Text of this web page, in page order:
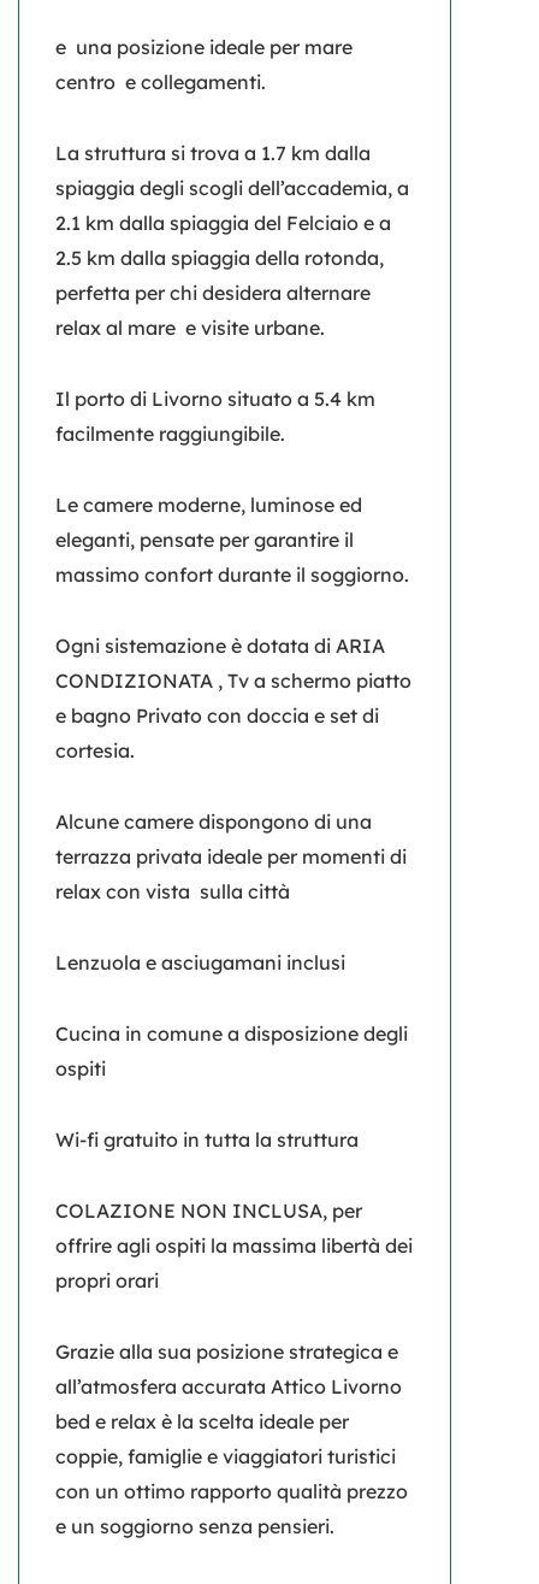
e una posizione ideale per mare
centro e collegamenti.
La struttura si trova a 1.7 km dalla
spiaggia degli scogli dell’accademia, a
2.1 km dalla spiaggia del Felciaio e a
2.5 km dalla spiaggia della rotonda,
perfetta per chi desidera alternare
relax al mare e visite urbane.
Il porto di Livorno situato a 5.4 km
facilmente raggiungibile.
Le camere moderne, luminose ed
eleganti, pensate per garantire il
massimo confort durante il soggiorno.
Ogni sistemazione è dotata di ARIA
CONDIZIONATA , Tv a schermo piatto
e bagno Privato con doccia e set di
cortesia.
Alcune camere dispongono di una
terrazza privata ideale per momenti di
relax con vista sulla città
Lenzuola e asciugamani inclusi
Cucina in comune a disposizione degli
ospiti
Wi-fi gratuito in tutta la struttura
COLAZIONE NON INCLUSA, per
offrire agli ospiti la massima libertà dei
propri orari
Grazie alla sua posizione strategica e
all’atmosfera accurata Attico Livorno
bed e relax è la scelta ideale per
coppie, famiglie e viaggiatori turistici
con un ottimo rapporto qualità prezzo
e un soggiorno senza pensieri.